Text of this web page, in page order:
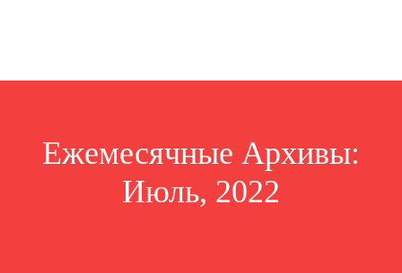
Ежемесячные Архивы:
Июль, 2022